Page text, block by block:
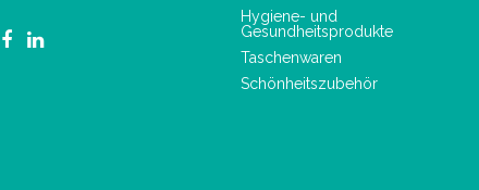
Hygiene- und
Gesundheitsprodukte
Taschenwaren
Schönheitszubehör